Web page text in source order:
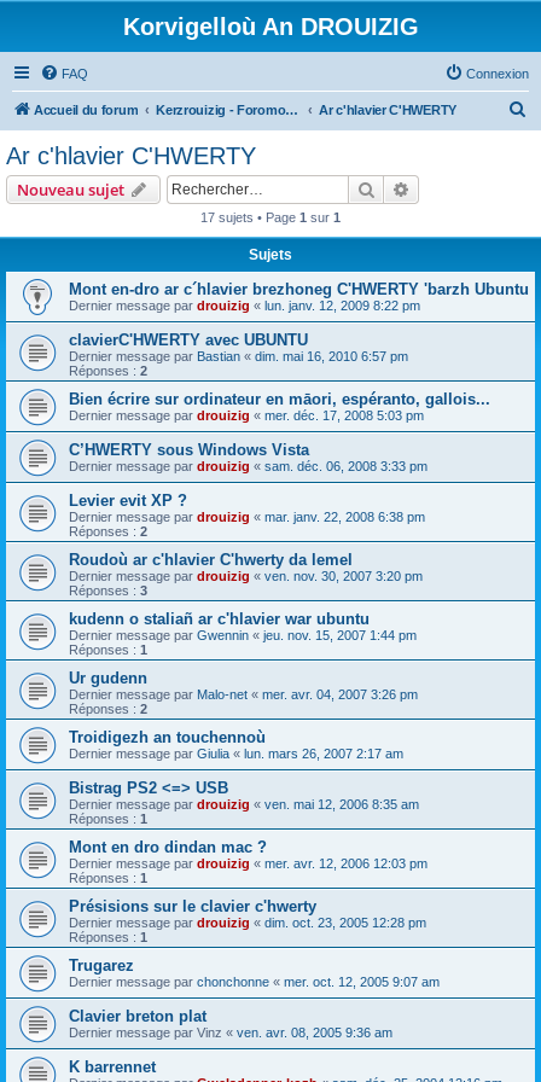
Korvigelloù An DROUIZIG
FAQ Connexion
Accueil du forum Kerzrouizig - Foromoù An Drouizig Ar c'hlavier C'HWERTY
Ar c'hlavier C'HWERTY
Nouveau sujet Rechercher
17 sujets • Page 1 sur 1
Sujets
Mont en-dro ar c´hlavier brezhoneg C'HWERTY 'barzh Ubuntu
Dernier message par drouizig « lun. janv. 12, 2009 8:22 pm
clavierC'HWERTY avec UBUNTU
Dernier message par Bastian « dim. mai 16, 2010 6:57 pm
Réponses : 2
Bien écrire sur ordinateur en māori, espéranto, gallois...
Dernier message par drouizig « mer. déc. 17, 2008 5:03 pm
C’HWERTY sous Windows Vista
Dernier message par drouizig « sam. déc. 06, 2008 3:33 pm
Levier evit XP ?
Dernier message par drouizig « mar. janv. 22, 2008 6:38 pm
Réponses : 2
Roudoù ar c'hlavier C'hwerty da lemel
Dernier message par drouizig « ven. nov. 30, 2007 3:20 pm
Réponses : 3
kudenn o staliañ ar c'hlavier war ubuntu
Dernier message par Gwennin « jeu. nov. 15, 2007 1:44 pm
Réponses : 1
Ur gudenn
Dernier message par Malo-net « mer. avr. 04, 2007 3:26 pm
Réponses : 2
Troidigezh an touchennoù
Dernier message par Giulia « lun. mars 26, 2007 2:17 am
Bistrag PS2 <=> USB
Dernier message par drouizig « ven. mai 12, 2006 8:35 am
Réponses : 1
Mont en dro dindan mac ?
Dernier message par drouizig « mer. avr. 12, 2006 12:03 pm
Réponses : 1
Présisions sur le clavier c'hwerty
Dernier message par drouizig « dim. oct. 23, 2005 12:28 pm
Réponses : 1
Trugarez
Dernier message par chonchonne « mer. oct. 12, 2005 9:07 am
Clavier breton plat
Dernier message par Vinz « ven. avr. 08, 2005 9:36 am
K barrennet